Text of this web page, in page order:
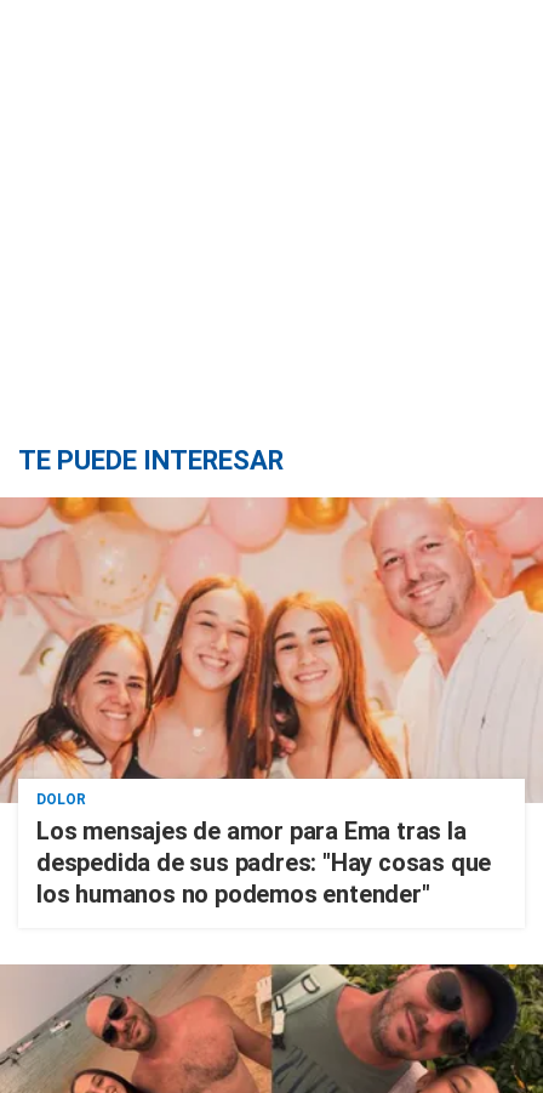
TE PUEDE INTERESAR
DOLOR
Los mensajes de amor para Ema tras la
despedida de sus padres: "Hay cosas que
los humanos no podemos entender"